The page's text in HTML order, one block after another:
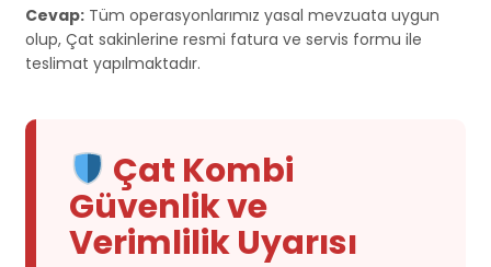
Cevap: Tüm operasyonlarımız yasal mevzuata uygun
olup, Çat sakinlerine resmi fatura ve servis formu ile
teslimat yapılmaktadır.
Çat Kombi
Güvenlik ve
Verimlilik Uyarısı